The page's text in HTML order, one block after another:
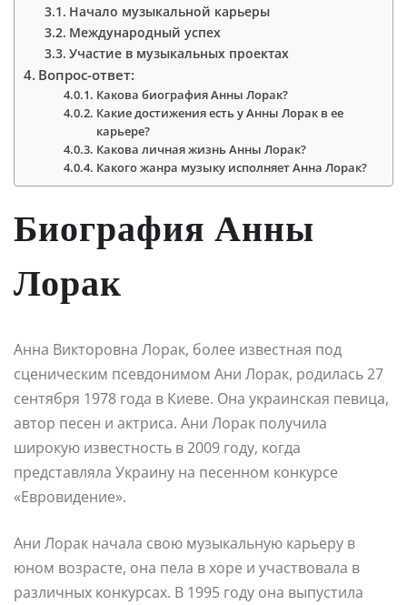
Начало музыкальной карьеры
Международный успех
Участие в музыкальных проектах
Вопрос-ответ:
Какова биография Анны Лорак?
Какие достижения есть у Анны Лорак в ее
карьере?
Какова личная жизнь Анны Лорак?
Какого жанра музыку исполняет Анна Лорак?
Биография Анны
Лорак
Анна Викторовна Лорак, более известная под
сценическим псевдонимом Ани Лорак, родилась 27
сентября 1978 года в Киеве. Она украинская певица,
автор песен и актриса. Ани Лорак получила
широкую известность в 2009 году, когда
представляла Украину на песенном конкурсе
«Евровидение».
Ани Лорак начала свою музыкальную карьеру в
юном возрасте, она пела в хоре и участвовала в
различных конкурсах. В 1995 году она выпустила